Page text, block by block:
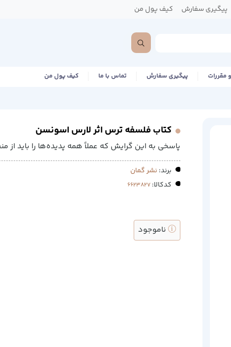
پیگیری سفارش کیف پول من
مقررات پیگیری سفارش تماس با ما کیف پول من
کتاب فلسفه ترس اثر لارس اسونسن
پاسخی به اين گرايش که عملاً همه پديده‌ها را بايد از
برند: نشر گمان
کدکالا:
ناموجود